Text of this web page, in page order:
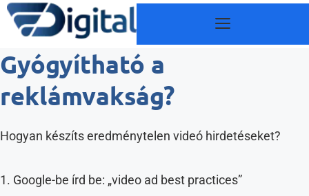
Kilépés
tartalomba
Menü
Gyógyítható a
reklámvakság?
Hogyan készíts eredménytelen videó hirdetéseket?
1. Google-be írd be: „video ad best practices”